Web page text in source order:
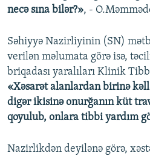
necə sına bilər?», -
Səhiyyə Nazirliyinin (SN)
verilən məlumata görə isə,
briqadası yaralıları Klinik
«Xəsarət alanlardan birinə
digər ikisinə onurğanın küt
qoyulub, onlara tibbi yardım
Nazirlikdən deyilənə görə,